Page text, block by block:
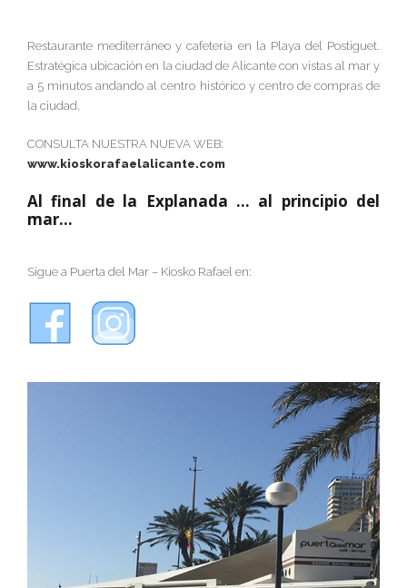
Restaurante mediterráneo y cafetería en la Playa del Postiguet.
Estratégica ubicación en la ciudad de Alicante con vistas al mar y
a 5 minutos andando al centro histórico y centro de compras de
la ciudad.
CONSULTA NUESTRA NUEVA WEB:
www.kioskorafaelalicante.com
Al final de la Explanada … al principio del
mar…
Sigue a Puerta del Mar – Kiosko Rafael en: